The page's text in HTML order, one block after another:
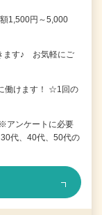
1,500円～5,000
ます♪ お気軽にご
働けます！ ☆1回の
アンケートに必要
代、40代、50代の